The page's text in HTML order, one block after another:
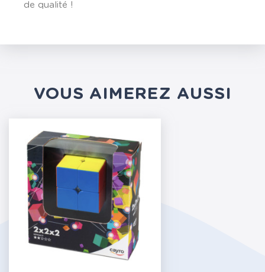
de qualité !
VOUS AIMEREZ AUSSI